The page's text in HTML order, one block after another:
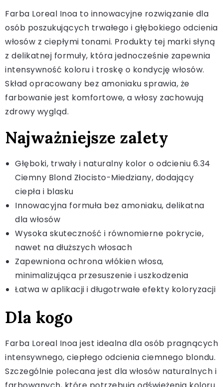
Farba Loreal Inoa to innowacyjne rozwiązanie dla
osób poszukujących trwałego i głębokiego odcienia
włosów z ciepłymi tonami. Produkty tej marki słyną
z delikatnej formuły, która jednocześnie zapewnia
intensywność koloru i troskę o kondycję włosów.
Skład opracowany bez amoniaku sprawia, że
farbowanie jest komfortowe, a włosy zachowują
zdrowy wygląd.
Najważniejsze zalety
Głęboki, trwały i naturalny kolor o odcieniu 6.34
Ciemny Blond Złocisto-Miedziany, dodający
ciepła i blasku
Innowacyjna formuła bez amoniaku, delikatna
dla włosów
Wysoka skuteczność i równomierne pokrycie,
nawet na dłuższych włosach
Zapewniona ochrona włókien włosa,
minimalizująca przesuszenie i uszkodzenia
Łatwa w aplikacji i długotrwałe efekty koloryzacji
Dla kogo
Farba Loreal Inoa jest idealna dla osób pragnących
intensywnego, ciepłego odcienia ciemnego blondu.
Szczególnie polecana jest dla włosów naturalnych i